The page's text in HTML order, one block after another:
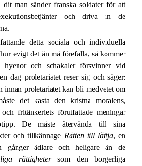
man sänder franska soldater för att
och driva in de
detta sociala och individuella
evigt det än må förefalla, så kommer
och schakaler försvinner vid
dag proletariatet reser sig och säger:
proletariatet kan bli medvetet om
det kasta den kristna moralens,
och fritänkeriets förutfattade meningar
De måste återvända till sina
och tillkännage Rätten till lättja, en
gånger ädlare och heligare än de
rättighetersom den borgerliga